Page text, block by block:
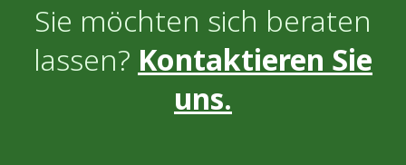
Sie möchten sich beraten
lassen? Kontaktieren Sie
uns.